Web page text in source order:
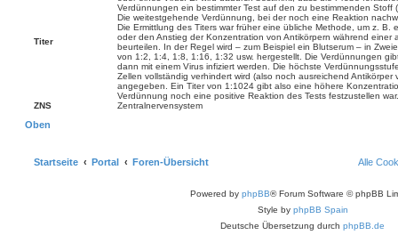
Titer
Verdünnungen ein bestimmter Test auf den zu bestimmenden Stoff
Die weitestgehende Verdünnung, bei der noch eine Reaktion
Die Ermittlung des Titers war früher eine übliche Methode, um z. B.
oder den Anstieg der Konzentration von Antikörpern während einer
beurteilen. In der Regel wird – zum Beispiel ein Blutserum – in
von 1:2, 1:4, 1:8, 1:16, 1:32 usw. hergestellt. Die Verdünnungen
dann mit einem Virus infiziert werden. Die höchste
Zellen vollständig verhindert wird (also noch ausreichend Antikörper
angegeben. Ein Titer von 1:1024 gibt also eine höhere
Verdünnung noch eine positive Reaktion des Tests festzustellen war.
ZNS
Zentralnervensystem
Oben
Startseite Portal Foren-Übersicht Alle
Powered by phpBB® Forum Software © phpBB
Style by phpBB Spain
Deutsche Übersetzung durch phpBB.de